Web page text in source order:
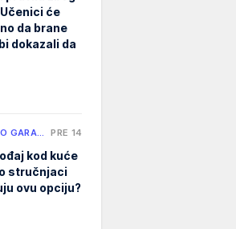
će
da brane
dokazali da
GARA… PRE 14 H
kod kuće
stručnjaci
ovu opciju?